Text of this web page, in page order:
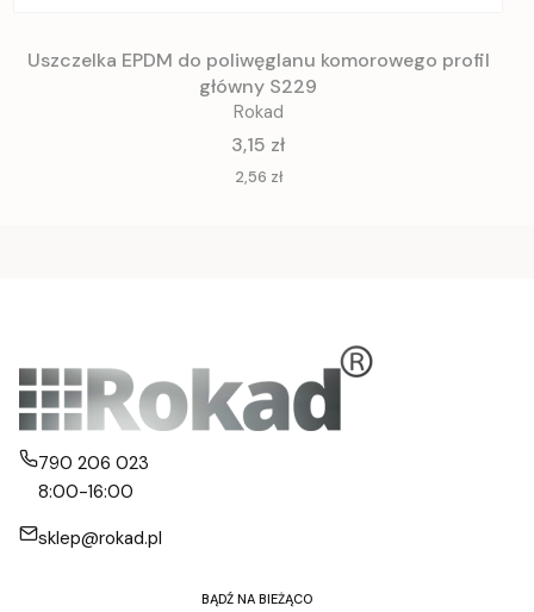
Uszczelka EPDM do poliwęglanu komorowego profil
główny S229
Rokad
Cena
3,15 zł
Cena
2,56 zł
790 206 023
8:00-16:00
sklep@rokad.pl
BĄDŹ NA BIEŻĄCO